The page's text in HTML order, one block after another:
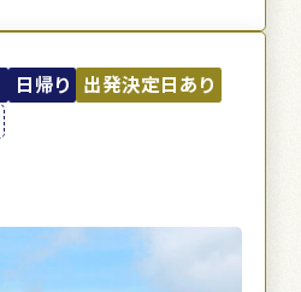
日帰り 出発決定日あり